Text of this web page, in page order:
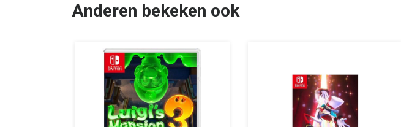
Anderen bekeken ook